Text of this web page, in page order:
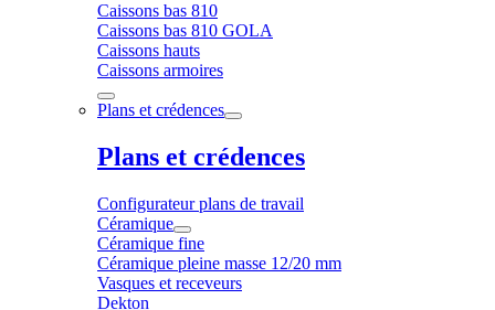
Caissons bas 810
Caissons bas 810 GOLA
Caissons hauts
Caissons armoires
Plans et crédences
Plans et crédences
Configurateur plans de travail
Céramique
Céramique fine
Céramique pleine masse 12/20 mm
Vasques et receveurs
Dekton